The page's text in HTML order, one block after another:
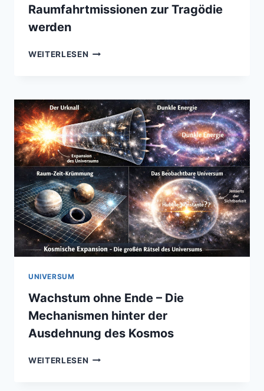
Raumfahrtmissionen zur Tragödie
werden
WEITERLESEN CHRONIK
WENN
RAUMFAHRTMISSIONEN
ZUR
TRAGÖDIE
WERDEN
UNIVERSUM
Wachstum ohne Ende – Die
Mechanismen hinter der
Ausdehnung des Kosmos
WEITERLESEN WACHSTUM